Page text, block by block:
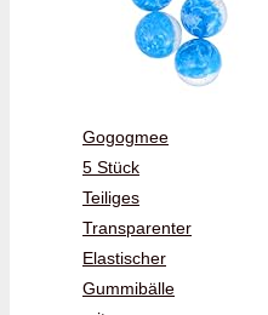
Gogogmee
5 Stück
Teiliges
Transparenter
Elastischer
Gummibälle